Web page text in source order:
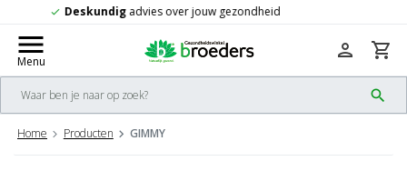
check Gratisverzending vanaf 50,-
menu
Menu
search
person shopping_cart
Home Producten GIMMY